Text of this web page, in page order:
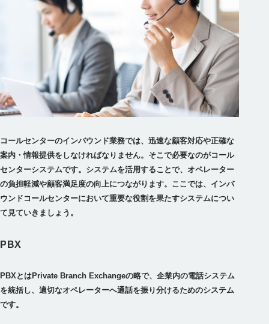
コールセンターのインバウンド業務では、迅速な顧客対応や正確な
案内・情報提供をしなければなりません。そこで必要なのがコール
センターシステムです。システムを活用することで、オペレーター
の負担軽減や顧客満足度の向上につながります。ここでは、インバ
ウンドコールセンターにおいて重要な役割を果たすシステムについ
て見ていきましょう。
PBX
PBXとはPrivate Branch Exchangeの略で、企業内の電話システム
を統括し、適切なオペレーターへ通話を振り分けるためのシステム
です。